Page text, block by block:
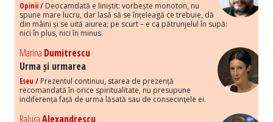
Opinii / Deocamdată e liniștit: vorbește monoton, nu
spune mare lucru, dar lasă să se înțeleagă ce trebuie, dă
din mâini și se uită aiurea; pe scurt – e ca pătrunjelul în supă:
nici în plus, nici în minus.
Marina Dumitrescu
Urma și urmarea
Eseu / Prezentul continuu, starea de prezență
recomandată în orice spiritualitate, nu presupune
indiferența față de urma lăsată sau de consecințele ei.
RalucaAlexandrescu